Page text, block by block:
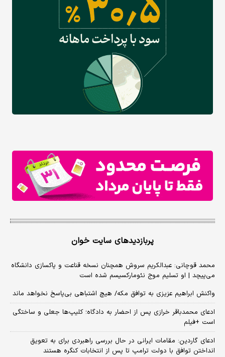
پربازدیدهای سایت خوان
محمد قوچانی: عبدالکریم سروش همچنان نسخه قناعت و پاکسازی دانشگاه
می‌پیچد | او تسلیم موج نئومارکسیسم شده است
واکنش ابراهیم عزیزی به توافق مکه/ هیچ اشتباهی بی‌پاسخ نخواهد ماند
ادعای محمدباقر خرازی پس از احضار به دادگاه؛ کلیپ‌ها جعلی و ساختگی
است +فیلم
ادعای گاردین: مقامات ایرانی در حال بررسی راهبردی برای به تعویق
انداختن توافق با دولت ترامپ تا پس از انتخابات کنگره هستند